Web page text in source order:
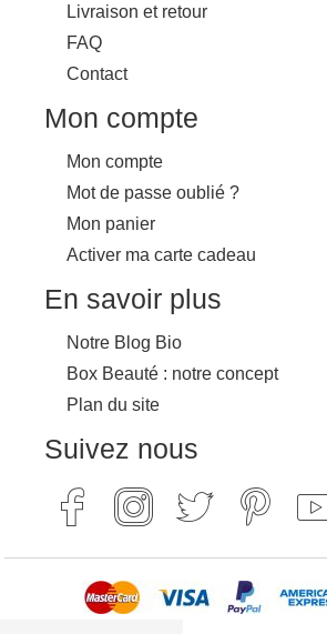
Livraison et retour
FAQ
Contact
Mon compte
Mon compte
Mot de passe oublié ?
Mon panier
Activer ma carte cadeau
En savoir plus
Notre Blog Bio
Box Beauté : notre concept
Plan du site
Suivez nous